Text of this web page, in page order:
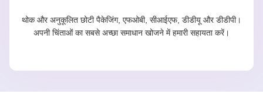
थोक और अनुकूलित छोटी पैकेजिंग, एफओबी, सीआईएफ, डीडीयू और डीडीपी।
अपनी चिंताओं का सबसे अच्छा समाधान खोजने में हमारी सहायता करें।